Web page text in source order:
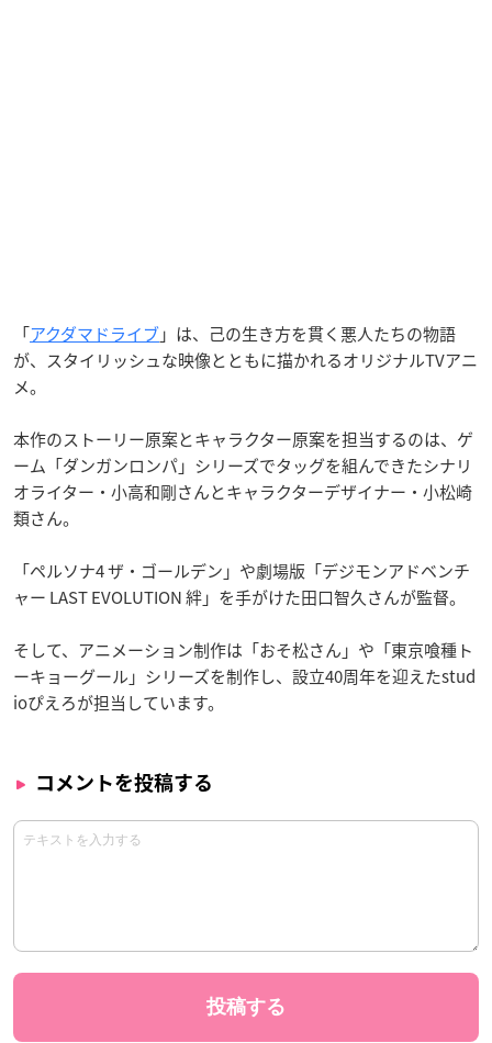
「アクダマドライブ」は、己の生き方を貫く悪人たちの物語
が、スタイリッシュな映像とともに描かれるオリジナルTVアニ
メ。
本作のストーリー原案とキャラクター原案を担当するのは、ゲ
ーム「ダンガンロンパ」シリーズでタッグを組んできたシナリ
オライター・小高和剛さんとキャラクターデザイナー・小松崎
類さん。
「ペルソナ4 ザ・ゴールデン」や劇場版「デジモンアドベンチ
ャー LAST EVOLUTION 絆」を手がけた田口智久さんが監督。
そして、アニメーション制作は「おそ松さん」や「東京喰種ト
ーキョーグール」シリーズを制作し、設立40周年を迎えたstud
ioぴえろが担当しています。
コメントを投稿する